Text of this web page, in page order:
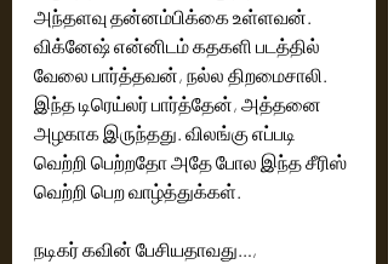
அந்தளவு தன்னம்பிக்கை உள்ளவன்.
விக்னேஷ் என்னிடம் கதகளி படத்தில்
வேலை பார்த்தவன், நல்ல திறமைசாலி.
இந்த டிரெய்லர் பார்த்தேன், அத்தனை
அழகாக இருந்தது. விலங்கு எப்படி
வெற்றி பெற்றதோ அதே போல இந்த சீரிஸ்
வெற்றி பெற வாழ்த்துக்கள்.
நடிகர் கவின் பேசியதாவது…,